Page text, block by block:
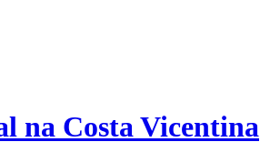
na Costa Vicentina